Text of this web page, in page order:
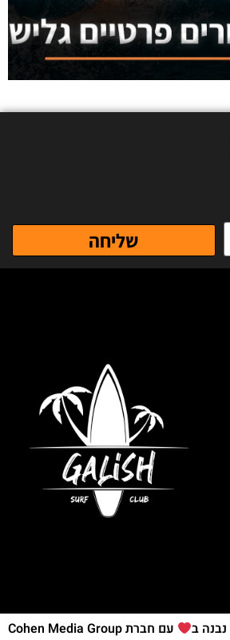
שליחה
נבנה ב עם חברת Cohen Media Group